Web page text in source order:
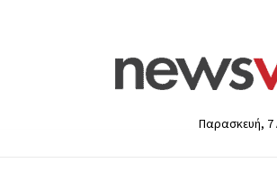
Παρασκευή, 7